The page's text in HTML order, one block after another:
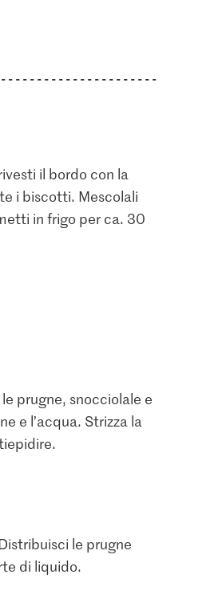
il bordo con la
i biscotti. Mescolali
in frigo per ca. 30
prugne, snocciolale e
e l’acqua. Strizza la
le prugne
di liquido.